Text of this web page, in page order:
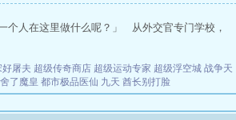
人在这里做什么呢？」 从外交官专门学校，
好屠夫 超级传奇商店 超级运动专家 超级浮空城 战争天
了魔皇 都市极品医仙 九天 酋长别打脸